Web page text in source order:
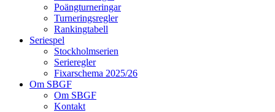
Poängturneringar
Turneringsregler
Rankingtabell
Seriespel
Stockholmserien
Serieregler
Fixarschema 2025/26
Om SBGF
Om SBGF
Kontakt